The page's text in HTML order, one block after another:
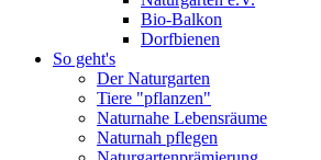
Bio-Balkon
Dorfbienen
So geht's
Der Naturgarten
Tiere "pflanzen"
Naturnahe Lebensräume
Naturnah pflegen